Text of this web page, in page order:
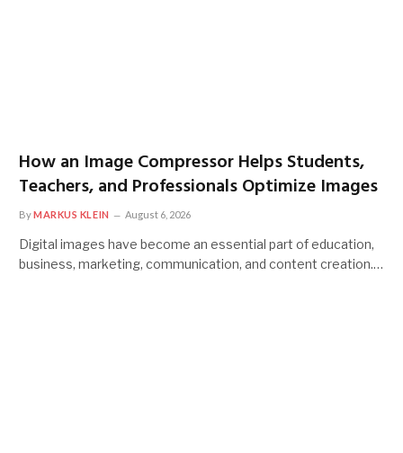
How an Image Compressor Helps Students,
Teachers, and Professionals Optimize Images
ByMARKUS KLEIN August 6, 2026
Digital images have become an essential part of education,
business, marketing, communication, and content creation.…